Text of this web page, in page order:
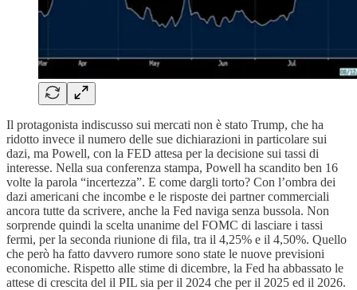
Il protagonista indiscusso sui mercati non è stato Trump, che ha
ridotto invece il numero delle sue dichiarazioni in particolare sui
dazi, ma Powell, con la FED attesa per la decisione sui tassi di
interesse. Nella sua conferenza stampa, Powell ha scandito ben 16
volte la parola “incertezza”. E come dargli torto? Con l’ombra dei
dazi americani che incombe e le risposte dei partner commerciali
ancora tutte da scrivere, anche la Fed naviga senza bussola. Non
sorprende quindi la scelta unanime del FOMC di lasciare i tassi
fermi, per la seconda riunione di fila, tra il 4,25% e il 4,50%. Quello
che però ha fatto davvero rumore sono state le nuove previsioni
economiche. Rispetto alle stime di dicembre, la Fed ha abbassato le
attese di crescita del il PIL sia per il 2024 che per il 2025 ed il 2026.